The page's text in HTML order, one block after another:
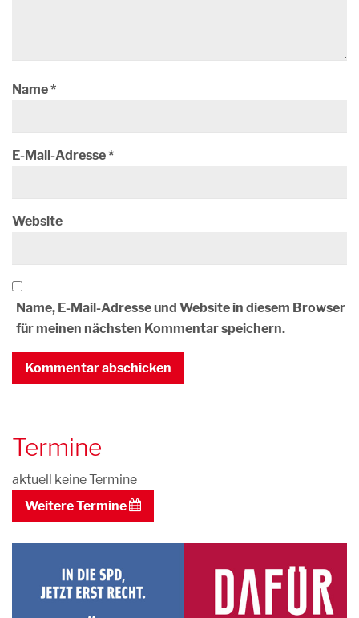
Name*
E-Mail-Adresse*
Website
Name, E-Mail-Adresse und Website in diesem Browser
für meinen nächsten Kommentar speichern.
Termine
aktuell keine Termine
Weitere Termine